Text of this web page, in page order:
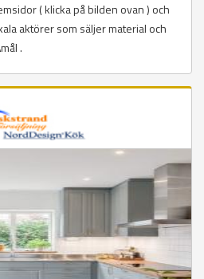
( klicka på bilden ovan ) och
aktörer som säljer material och
.